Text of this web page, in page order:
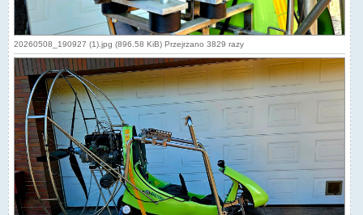
20260508_190927 (1).jpg (896.58 KiB) Przejrzano 3829 razy